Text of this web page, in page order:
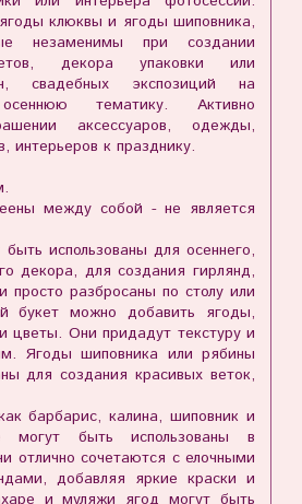
клюквы и ягоды шиповника,
незаменимы при создании
декора упаковки или
свадебных экспозиций на
тематику. Активно
аксессуаров, одежды,
интерьеров к празднику.
между собой - не является
использованы для осеннего,
декора, для создания гирлянд,
просто разбросаны по столу или
букет можно добавить ягоды,
цветы. Они придадут текстуру и
Ягоды шиповника или рябины
для создания красивых веток,
барбарис, калина, шиповник и
могут быть использованы в
отлично сочетаются с елочными
добавляя яркие краски и